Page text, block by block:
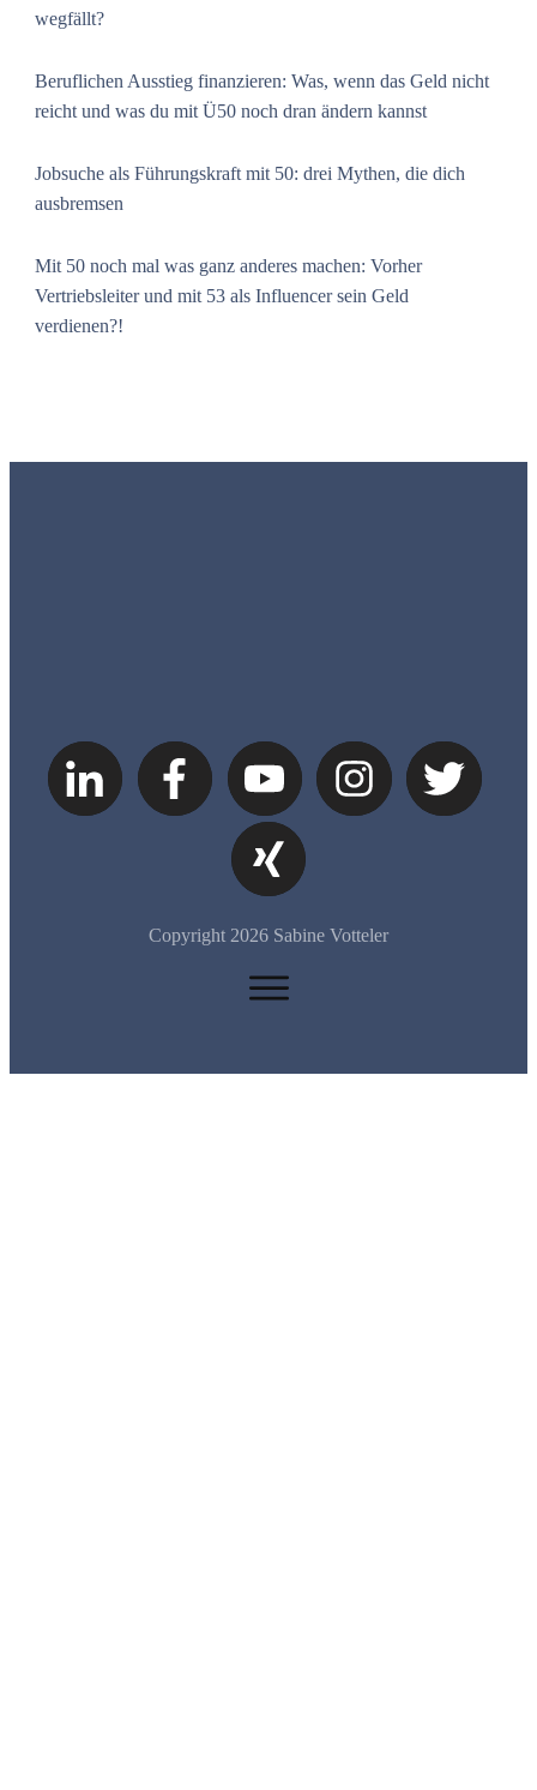
wegfällt?
Beruflichen Ausstieg finanzieren: Was, wenn das Geld nicht
reicht und was du mit Ü50 noch dran ändern kannst
Jobsuche als Führungskraft mit 50: drei Mythen, die dich
ausbremsen
Mit 50 noch mal was ganz anderes machen: Vorher
Vertriebsleiter und mit 53 als Influencer sein Geld
verdienen?!
Copyright 2026 Sabine Votteler